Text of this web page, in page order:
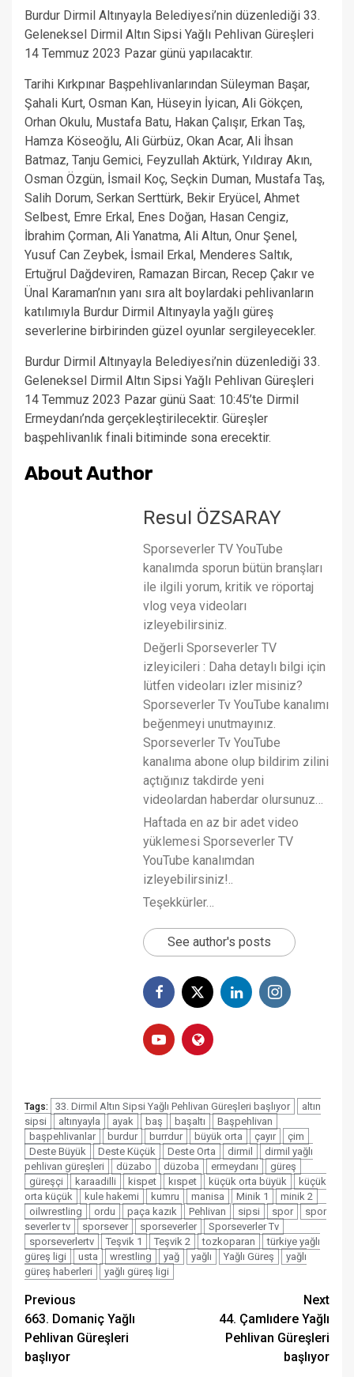
Burdur Dirmil Altınyayla Belediyesi’nin düzenlediği 33.
Geleneksel Dirmil Altın Sipsi Yağlı Pehlivan Güreşleri
14 Temmuz 2023 Pazar günü yapılacaktır.
Tarihi Kırkpınar Başpehlivanlarından Süleyman Başar,
Şahali Kurt, Osman Kan, Hüseyin İyican, Ali Gökçen,
Orhan Okulu, Mustafa Batu, Hakan Çalışır, Erkan Taş,
Hamza Köseoğlu, Ali Gürbüz, Okan Acar, Ali İhsan
Batmaz, Tanju Gemici, Feyzullah Aktürk, Yıldıray Akın,
Osman Özgün, İsmail Koç, Seçkin Duman, Mustafa Taş,
Salih Dorum, Serkan Serttürk, Bekir Eryücel, Ahmet
Selbest, Emre Erkal, Enes Doğan, Hasan Cengiz,
İbrahim Çorman, Ali Yanatma, Ali Altun, Onur Şenel,
Yusuf Can Zeybek, İsmail Erkal, Menderes Saltık,
Ertuğrul Dağdeviren, Ramazan Bircan, Recep Çakır ve
Ünal Karaman’nın yanı sıra alt boylardaki pehlivanların
katılımıyla Burdur Dirmil Altınyayla yağlı güreş
severlerine birbirinden güzel oyunlar sergileyecekler.
Burdur Dirmil Altınyayla Belediyesi’nin düzenlediği 33.
Geleneksel Dirmil Altın Sipsi Yağlı Pehlivan Güreşleri
14 Temmuz 2023 Pazar günü Saat: 10:45’te Dirmil
Ermeydanı’nda gerçekleştirilecektir. Güreşler
başpehlivanlık finali bitiminde sona erecektir.
About Author
Resul ÖZSARAY
Sporseverler TV YouTube
kanalımda sporun bütün branşları
ile ilgili yorum, kritik ve röportaj
vlog veya videoları
izleyebilirsiniz.
Değerli Sporseverler TV
izleyicileri : Daha detaylı bilgi için
lütfen videoları izler misiniz?
Sporseverler Tv YouTube kanalımı
beğenmeyi unutmayınız.
Sporseverler Tv YouTube
kanalıma abone olup bildirim zilini
açtığınız takdirde yeni
videolardan haberdar olursunuz…
Haftada en az bir adet video
yüklemesi Sporseverler TV
YouTube kanalımdan
izleyebilirsiniz!..
Teşekkürler…
See author's posts
Tags: 33. Dirmil Altın Sipsi Yağlı Pehlivan Güreşleri başlıyor
altın
sipsi
altınyayla ayak baş başaltı
Başpehlivan
başpehlivanlar
burdur burrdur büyük orta çayır
çim
Deste Büyük
Deste Küçük Deste Orta dirmil
dirmil yağlı
pehlivan güreşleri
düzabo düzoba ermeydanı
güreş
güreşçi
karaadilli kispet kıspet küçük orta büyük
küçük
orta küçük
kule hakemi kumru manisa Minik 1
minik 2
oilwrestling
ordu paça kazık Pehlivan sipsi spor
spor
severler tv
sporsever sporseverler
Sporseverler Tv
sporseverlertv
Teşvik 1 Teşvik 2 tozkoparan
türkiye yağlı
güreş ligi
usta wrestling yağ yağlı Yağlı Güreş
yağlı
güreş haberleri
yağlı güreş ligi
Post
navigation
Previous
663. Domaniç Yağlı
Pehlivan Güreşleri
başlıyor
Next
44. Çamlıdere Yağlı
Pehlivan Güreşleri
başlıyor